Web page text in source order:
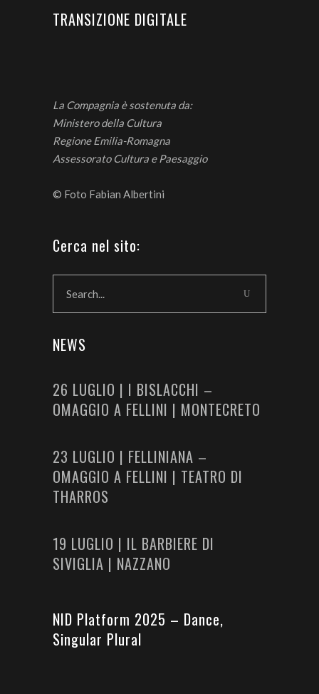
TRANSIZIONE DIGITALE
La Compagnia è sostenuta da:
Ministero della Cultura
Regione Emilia-Romagna
AssessoratoCultura e Paesaggio
© Foto Fabian Albertini
Cerca nel sito:
NEWS
26 LUGLIO | I BISLACCHI –
OMAGGIO A FELLINI | MONTECRETO
23 LUGLIO | FELLINIANA –
OMAGGIO A FELLINI | TEATRO DI
THARROS
19 LUGLIO | IL BARBIERE DI
SIVIGLIA | NAZZANO
NID Platform 2025 – Dance,
Singular Plural